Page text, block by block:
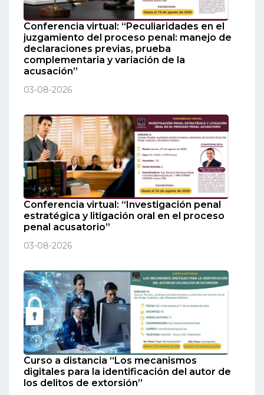
Conferencia virtual: “Peculiaridades en el
juzgamiento del proceso penal: manejo de
declaraciones previas, prueba
complementaria y variación de la
acusación”
03-08-2026
Conferencia virtual: “Investigación penal
estratégica y litigación oral en el proceso
penal acusatorio”
03-08-2026
Curso a distancia “Los mecanismos
digitales para la identificación del autor de
los delitos de extorsión”